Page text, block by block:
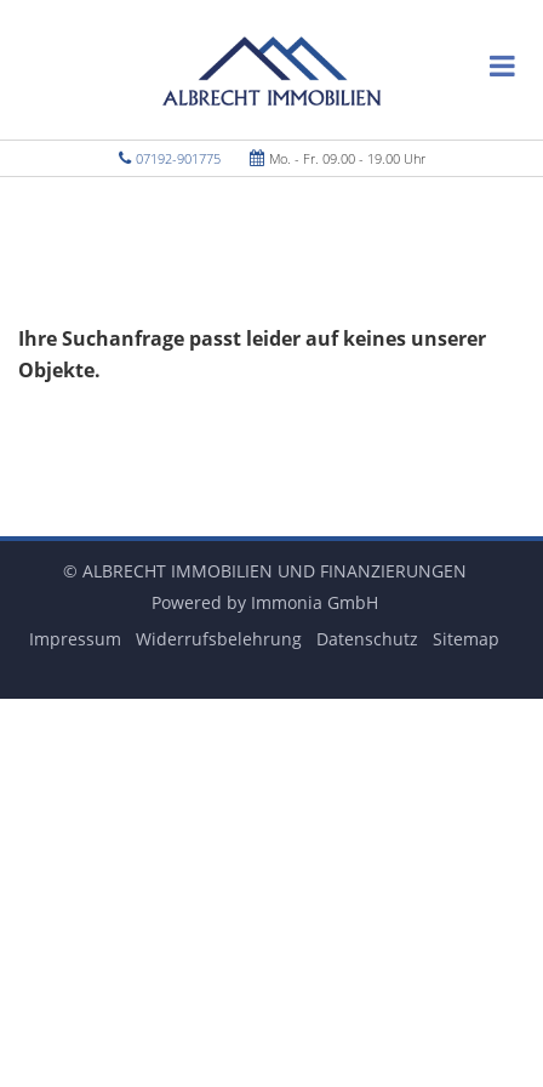
07192-901775 Mo. - Fr. 09.00 - 19.00 Uhr
Ihre Suchanfrage passt leider auf keines unserer
Objekte.
© ALBRECHT IMMOBILIEN UND FINANZIERUNGEN
Powered by Immonia GmbH
Impressum
Widerrufsbelehrung Datenschutz Sitemap